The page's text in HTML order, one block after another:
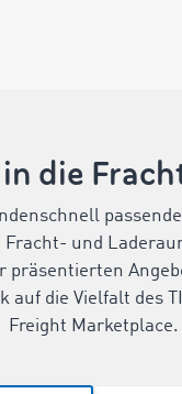
die
Fracht- und
präsentierten
auf die Vielfalt des
Freight Marketplace.